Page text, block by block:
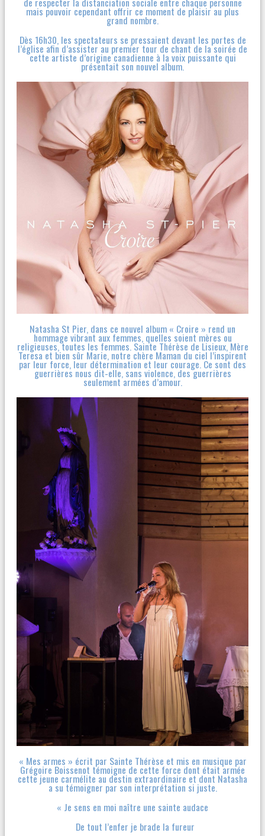
CONFÉRENCE
SOTERISME - EXORCISME
PAR LE P. FROPPO
Liens
mais pouvoir cependant offrir ce moment de plaisir au plus
grand nombre.
Dès 16h30, les spectateurs se pressaient devant les portes de
l’église afin d’assister au premier tour de chant de la soirée de
cette artiste d’origine canadienne à la voix puissante qui
présentait son nouvel album.
Natasha St Pier, dans ce nouvel album « Croire » rend un
hommage vibrant aux femmes, quelles soient mères ou
religieuses, toutes les femmes. Sainte Thérèse de Lisieux, Mère
Teresa et bien sûr Marie, notre chère Maman du ciel l’inspirent
par leur force, leur détermination et leur courage. Ce sont des
guerrières nous dit-elle, sans violence, des guerrières
seulement armées d’amour.
« Mes armes » écrit par Sainte Thérèse et mis en musique par
Grégoire Boissenot témoigne de cette force dont était armée
cette jeune carmélite au destin extraordinaire et dont Natasha
a su témoigner par son interprétation si juste.
« Je sens en moi naître une sainte audace
De tout l’enfer je brade la fureur